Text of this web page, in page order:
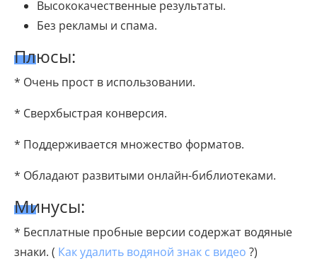
Высококачественные результаты.
Без рекламы и спама.
Плюсы:
* Очень прост в использовании.
* Сверхбыстрая конверсия.
* Поддерживается множество форматов.
* Обладают развитыми онлайн-библиотеками.
Минусы:
* Бесплатные пробные версии содержат водяные
знаки. ( Как удалить водяной знак с видео ?)